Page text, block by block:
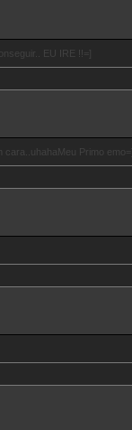
EU IRE !!=]
cara..uhahaMeu Primo